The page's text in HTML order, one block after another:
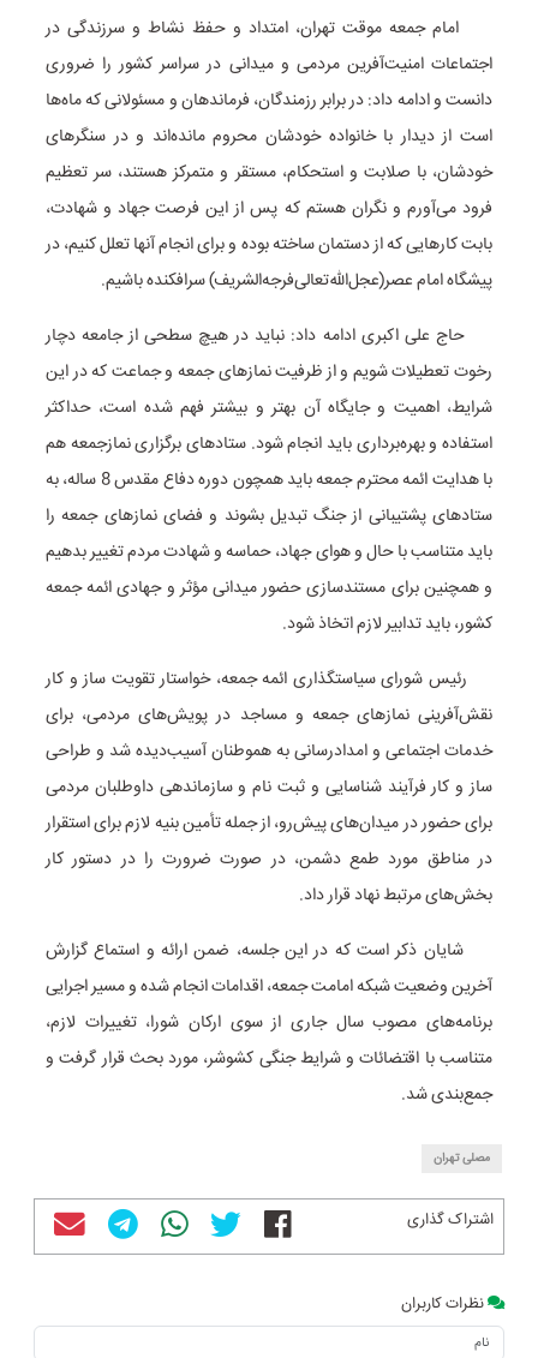
امام جمعه موقت تهران، امتداد و حفظ نشاط و سرزندگی در
اجتماعات امنیت‌آفرین مردمی و میدانی در سراسر کشور را ضروری
دانست و ادامه داد: در برابر رزمندگان، فرماندهان و مسئولانی که ماه‌ها
است از دیدار با خانواده خودشان محروم مانده‌اند و در سنگرهای
خودشان، با صلابت و استحکام، مستقر و متمرکز هستند، سر تعظیم
فرود می‌آورم و نگران هستم که پس از این فرصت جهاد و شهادت،
بابت کارهایی که از دستمان ساخته بوده و برای انجام آنها تعلل کنیم، در
پیشگاه امام عصر(عجل‌الله‌تعالی‌فرجه‌الشریف) سرافکنده باشیم.
حاج علی اکبری ادامه داد: نباید در هیچ سطحی از جامعه دچار
رخوت تعطیلات شویم و از ظرفیت نمازهای جمعه و جماعت که در این
شرایط، اهمیت و جایگاه آن بهتر و بیشتر فهم شده است، حداکثر
استفاده و بهره‌برداری باید انجام شود. ستادهای برگزاری نمازجمعه هم
با هدایت ائمه محترم جمعه باید همچون دوره دفاع مقدس 8 ساله، به
ستادهای پشتیبانی از جنگ تبدیل بشوند و فضای نمازهای جمعه را
باید متناسب با حال و هوای جهاد، حماسه و شهادت مردم تغییر بدهیم
و همچنین برای مستندسازی حضور میدانی مؤثر و جهادی ائمه جمعه
کشور، باید تدابیر لازم اتخاذ شود.
رئیس شورای سیاستگذاری ائمه جمعه، خواستار تقویت ساز و کار
نقش‌آفرینی نمازهای جمعه و مساجد در پویش‌های مردمی، برای
خدمات اجتماعی و امدادرسانی به هموطنان آسیب‌دیده شد و طراحی
ساز و کار فرآیند شناسایی و ثبت نام و سازماندهی داوطلبان مردمی
برای حضور در میدان‌های پیش‌رو، از جمله تأمین بنیه لازم برای استقرار
در مناطق مورد طمع دشمن، در صورت ضرورت را در دستور کار
بخش‌های مرتبط نهاد قرار داد.
شایان ذکر است که در این جلسه، ضمن ارائه و استماع گزارش
آخرین وضعیت شبکه امامت جمعه، اقدامات انجام شده و مسیر اجرایی
برنامه‌های مصوب سال جاری از سوی ارکان شورا، تغییرات لازم،
متناسب با اقتضائات و شرایط جنگی کشوشر، مورد بحث قرار گرفت و
جمع‌بندی شد.
مصلی تهران
اشتراک گذاری
نظرات کاربران